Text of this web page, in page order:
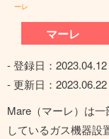
ーレ
マーレ
- 登録日： 2023.04.12
- 更新日： 2023.06.22
Mare（マーレ）は
しているガス機器設